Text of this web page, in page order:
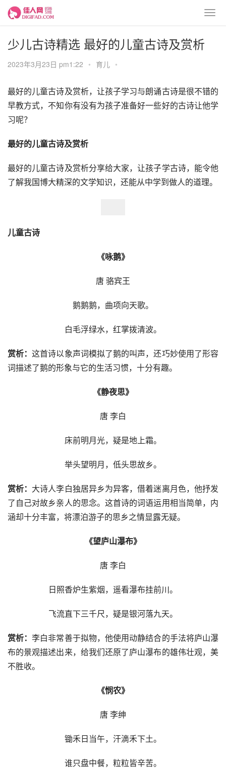
少儿古诗精选 最好的儿童古诗及赏析
2023年3月23日 pm1:22 • 育儿 •
最好的儿童古诗及赏析，让孩子学习与朗诵古诗是很不错的
早教方式，不知你有没有为孩子准备好一些好的古诗让他学
习呢？
最好的儿童古诗及赏析
最好的儿童古诗及赏析分享给大家，让孩子学古诗，能令他
了解我国博大精深的文学知识，还能从中学到做人的道理。
儿童古诗
《咏鹅》
唐 骆宾王
鹅鹅鹅，曲项向天歌。
白毛浮绿水，红掌拨清波。
赏析：这首诗以象声词模拟了鹅的叫声，还巧妙使用了形容
词描述了鹅的形象与它的生活习惯，十分有趣。
《静夜思》
唐 李白
床前明月光，疑是地上霜。
举头望明月，低头思故乡。
赏析： 大诗人李白独居异乡为异客，借着迷离月色，他抒发
了自己对故乡亲人的思念。这首诗的词语运用相当简单，内
涵却十分丰富，将漂泊游子的思乡之情显露无疑。
《望庐山瀑布》
唐 李白
日照香炉生紫烟，遥看瀑布挂前川。
飞流直下三千尺，疑是银河落九天。
赏析：李白非常善于拟物，他使用动静结合的手法将庐山瀑
布的景观描述出来，给我们还原了庐山瀑布的雄伟壮观，美
不胜收。
《悯农》
唐 李绅
锄禾日当午，汗滴禾下土。
谁只盘中餐，粒粒皆辛苦。